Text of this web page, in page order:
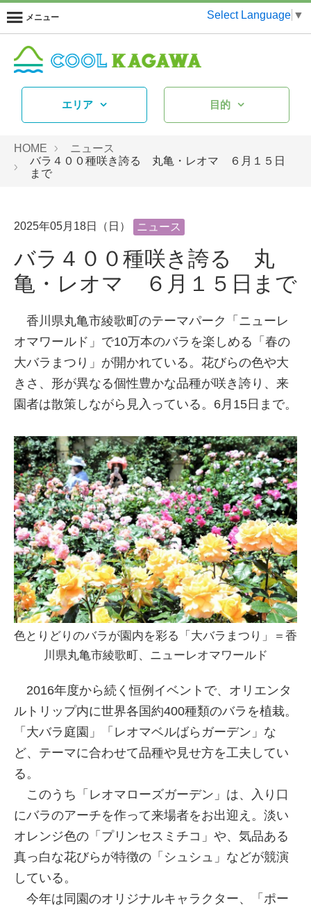
メニュー Select Language ▼
エリア 目的
HOME
ニュース
バラ４００種咲き誇る 丸亀・レオマ ６月１５日
まで
2025年05月18日（日） ニュース
バラ４００種咲き誇る 丸
亀・レオマ ６月１５日まで
香川県丸亀市綾歌町のテーマパーク「ニューレ
オマワールド」で10万本のバラを楽しめる「春の
大バラまつり」が開かれている。花びらの色や大
きさ、形が異なる個性豊かな品種が咲き誇り、来
園者は散策しながら見入っている。6月15日まで。
色とりどりのバラが園内を彩る「大バラまつり」＝香
川県丸亀市綾歌町、ニューレオマワールド
2016年度から続く恒例イベントで、オリエンタ
ルトリップ内に世界各国約400種類のバラを植栽。
「大バラ庭園」「レオマベルばらガーデン」な
ど、テーマに合わせて品種や見せ方を工夫してい
る。
このうち「レオマローズガーデン」は、入り口
にバラのアーチを作って来場者をお出迎え。淡い
オレンジ色の「プリンセスミチコ」や、気品ある
真っ白な花びらが特徴の「シュシュ」などが競演
している。
今年は同園のオリジナルキャラクター、「ポー